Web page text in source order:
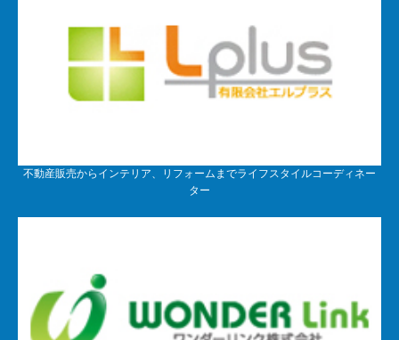
不動産販売からインテリア、リフォームまでライフスタイルコーディネー
ター